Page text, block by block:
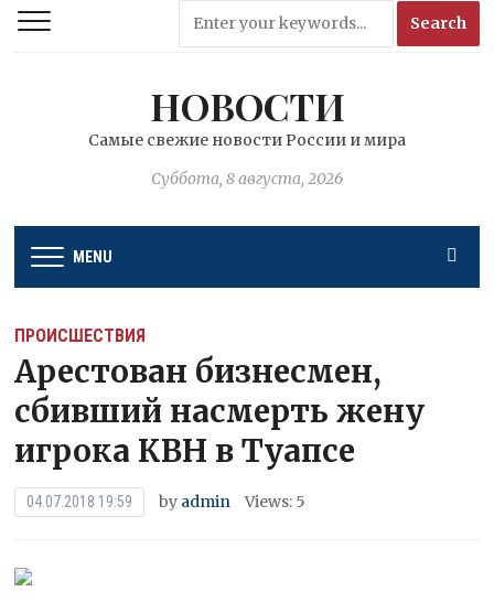
НОВОСТИ
Самые свежие новости России и мира
Суббота, 8 августа, 2026
MENU
ПРОИСШЕСТВИЯ
Арестован бизнесмен,
сбивший насмерть жену
игрока КВН в Туапсе
04.07.2018 19:59 by admin Views: 5